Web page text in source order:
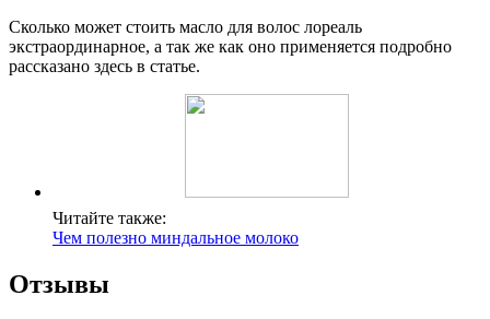
Сколько может стоить масло для волос лореаль
экстраординарное, а так же как оно применяется подробно
рассказано здесь в статье.
Читайте также:
Чем полезно миндальное молоко
Отзывы